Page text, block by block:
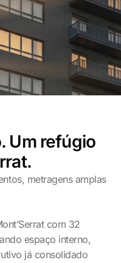
Um refúgio
metragens amplas
com 32
espaço interno,
já consolidado